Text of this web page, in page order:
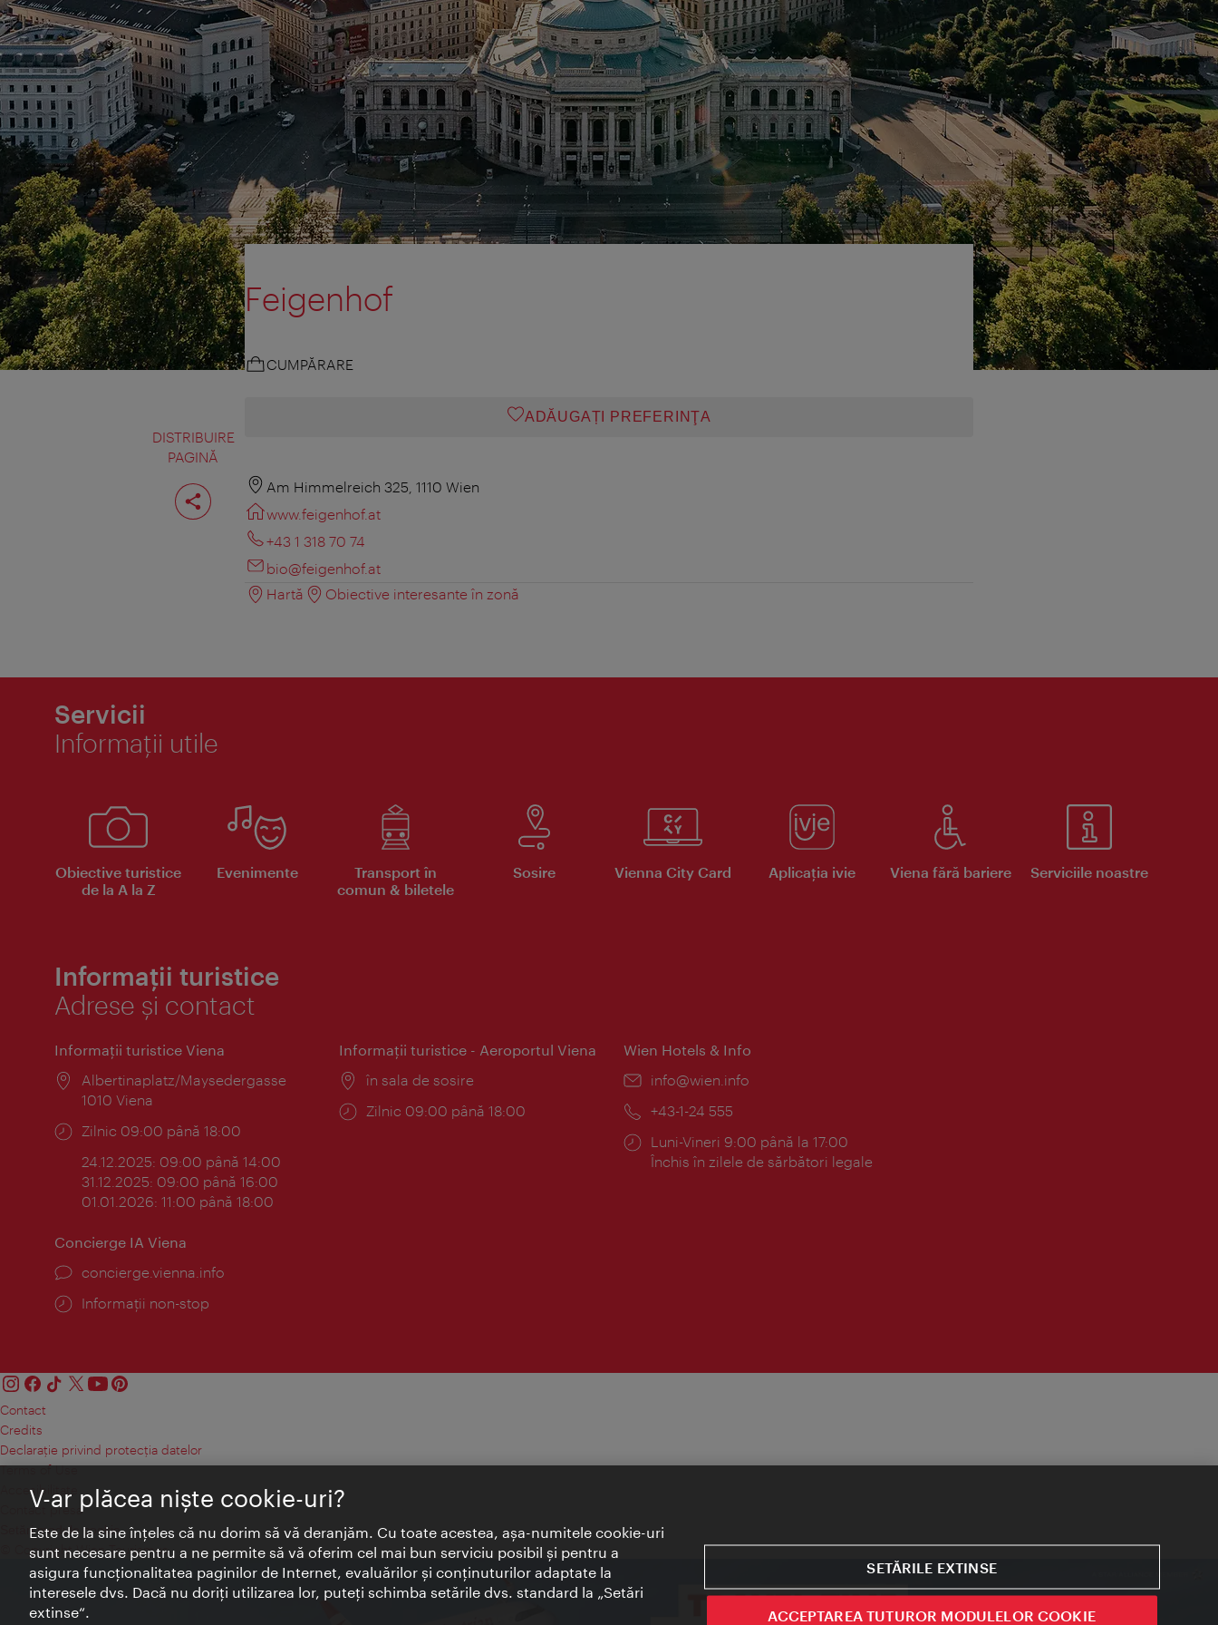
DISTRIBUIRE
PAGINĂ
Distribuiţi
pagina
Feigenhof
CUMPĂRARE
ADĂUGAȚI PREFERINŢA
Am Himmelreich 325, 1110 Wien
www.feigenhof.at
+43 1 318 70 74
bio@feigenhof.at
Hartă
Obiective interesante în zonă
Servicii
Informaţii utile
Obiective turistice
de la A la Z
Evenimente
Transport în
comun & biletele
Sosire Vienna City Card Aplicaţia ivie Viena fără bariere Serviciile noastre
Informații turistice
Adrese și contact
Informaţii turistice Viena
Locul:
Albertinaplatz/Maysedergasse
1010 Viena
Program:
Zilnic 09:00 până 18:00
24.12.2025: 09:00 până 14:00
31.12.2025: 09:00 până 16:00
01.01.2026: 11:00 până 18:00
Informaţii turistice - Aeroportul Viena
Locul:
în sala de sosire
Program:
Zilnic 09:00 până 18:00
Wien Hotels & Info
E-
info@wien.info
Telefon:
+43-1-24 555
Program:
Luni-Vineri 9:00 până la 17:00
Închis în zilele de sărbători legale
Concierge IA Viena
concierge.vienna.info
Informații non-stop
Contact
Credits
Declaraţie privind protecţia datelor
Terms of Use
Accesibilitate
Contact presa
Setări module cookie
© Copyright Wien Tourismus
V-ar plăcea nişte cookie-uri?
Este de la sine înţeles că nu dorim să vă deranjăm. Cu toate acestea, aşa-numitele cookie-uri
sunt necesare pentru a ne permite să vă oferim cel mai bun serviciu posibil şi pentru a
asigura funcţionalitatea paginilor de Internet, evaluărilor şi conţinuturilor adaptate la
interesele dvs. Dacă nu doriţi utilizarea lor, puteţi schimba setările dvs. standard la „Setări
extinse“.
SETĂRILE EXTINSE
ACCEPTAREA TUTUROR MODULELOR COOKIE